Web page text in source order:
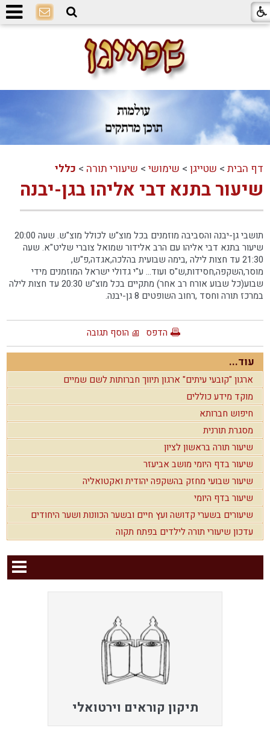
דף הבית > שטייגן > שימושי > שיעורי תורה > כללי
שיעור בתנא דבי אליהו בגן-יבנה
תושבי גן-יבנה והסביבה מוזמנים בכל מוצ"ש לכולל מוצ"ש. שעה 20:00
שיעור בתנא דבי אליהו עם הרב אלידור שמואל צוברי שליט"א. שעה
21:30 עד חצות לילה ,בימה שבועית בהלכה,אגדה,פ"ש,
מוסר,השקפה,חסידות,ש"ס ועוד... ע"י גדולי ישראל המוזמנים מידי
שבוע(כל שבוע אורח רב אחר) מתקיים בכל מוצ"ש 20:30 עד חצות לילה
במרכז תורה וחסד ,רחוב השופטים 8 גן-יבנה.
הדפס הוסף תגובה
עוד...
ארגון "קובעי עיתים" ארגון תיווך חברותות לשם שמיים
מוקד מידע כוללים
חיפוש חברותא
מסגרת תורנית
שיעור תורה בראשון לציון
שיעור בדף היומי מושב אביעזר
שיעור שבועי מחזק בהשקפה יהודית ואקטואליה
שיעור בדף היומי
שיעורים בשערי קדושה ועץ חיים ובשער הכוונות ושער היחודים
עדכון שיעורי תורה לילדים בפתח תקוה
תיקון קוראים וירטואלי